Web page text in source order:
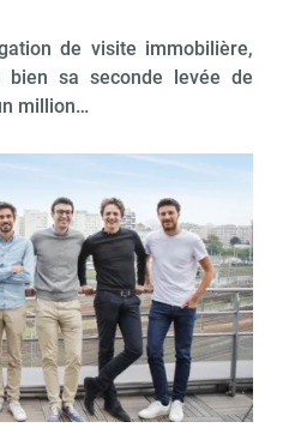
de visite immobilière,
sa seconde levée de
million…